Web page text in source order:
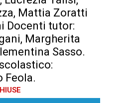
Mattia Zoratti
Docenti tutor:
Margherita
Sasso.
Feola.